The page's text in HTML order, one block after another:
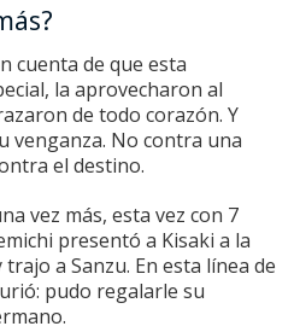
cuenta de que esta
la aprovecharon al
de todo corazón. Y
venganza. No contra una
el destino.
vez más, esta vez con 7
presentó a Kisaki a la
a Sanzu. En esta línea de
pudo regalarle su